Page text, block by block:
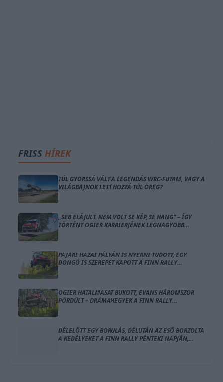
FRISS HÍREK
TÚL GYORSSÁ VÁLT A LEGENDÁS WRC-FUTAM, VAGY A
VILÁGBAJNOK LETT HOZZÁ TÚL ÖREG?
„SEB ELÁJULT. NEM VOLT SE KÉP, SE HANG” – ÍGY
TÖRTÉNT OGIER KARRIERJÉNEK LEGNAGYOBB
PAJARI HAZAI PÁLYÁN IS NYERNI TUDOTT, EGY
DONGÓ IS SZEREPET KAPOTT A FINN RALLY
OGIER HATALMASAT BUKOTT, EVANS HÁROMSZOR
PÖRDÜLT – DRÁMAHEGYEK A FINN RALLY
DÉLELŐTT EGY BORULÁS, DÉLUTÁN AZ ESŐ BORZOLTA
A KEDÉLYEKET A FINN RALLY PÉNTEKI NAPJÁN,